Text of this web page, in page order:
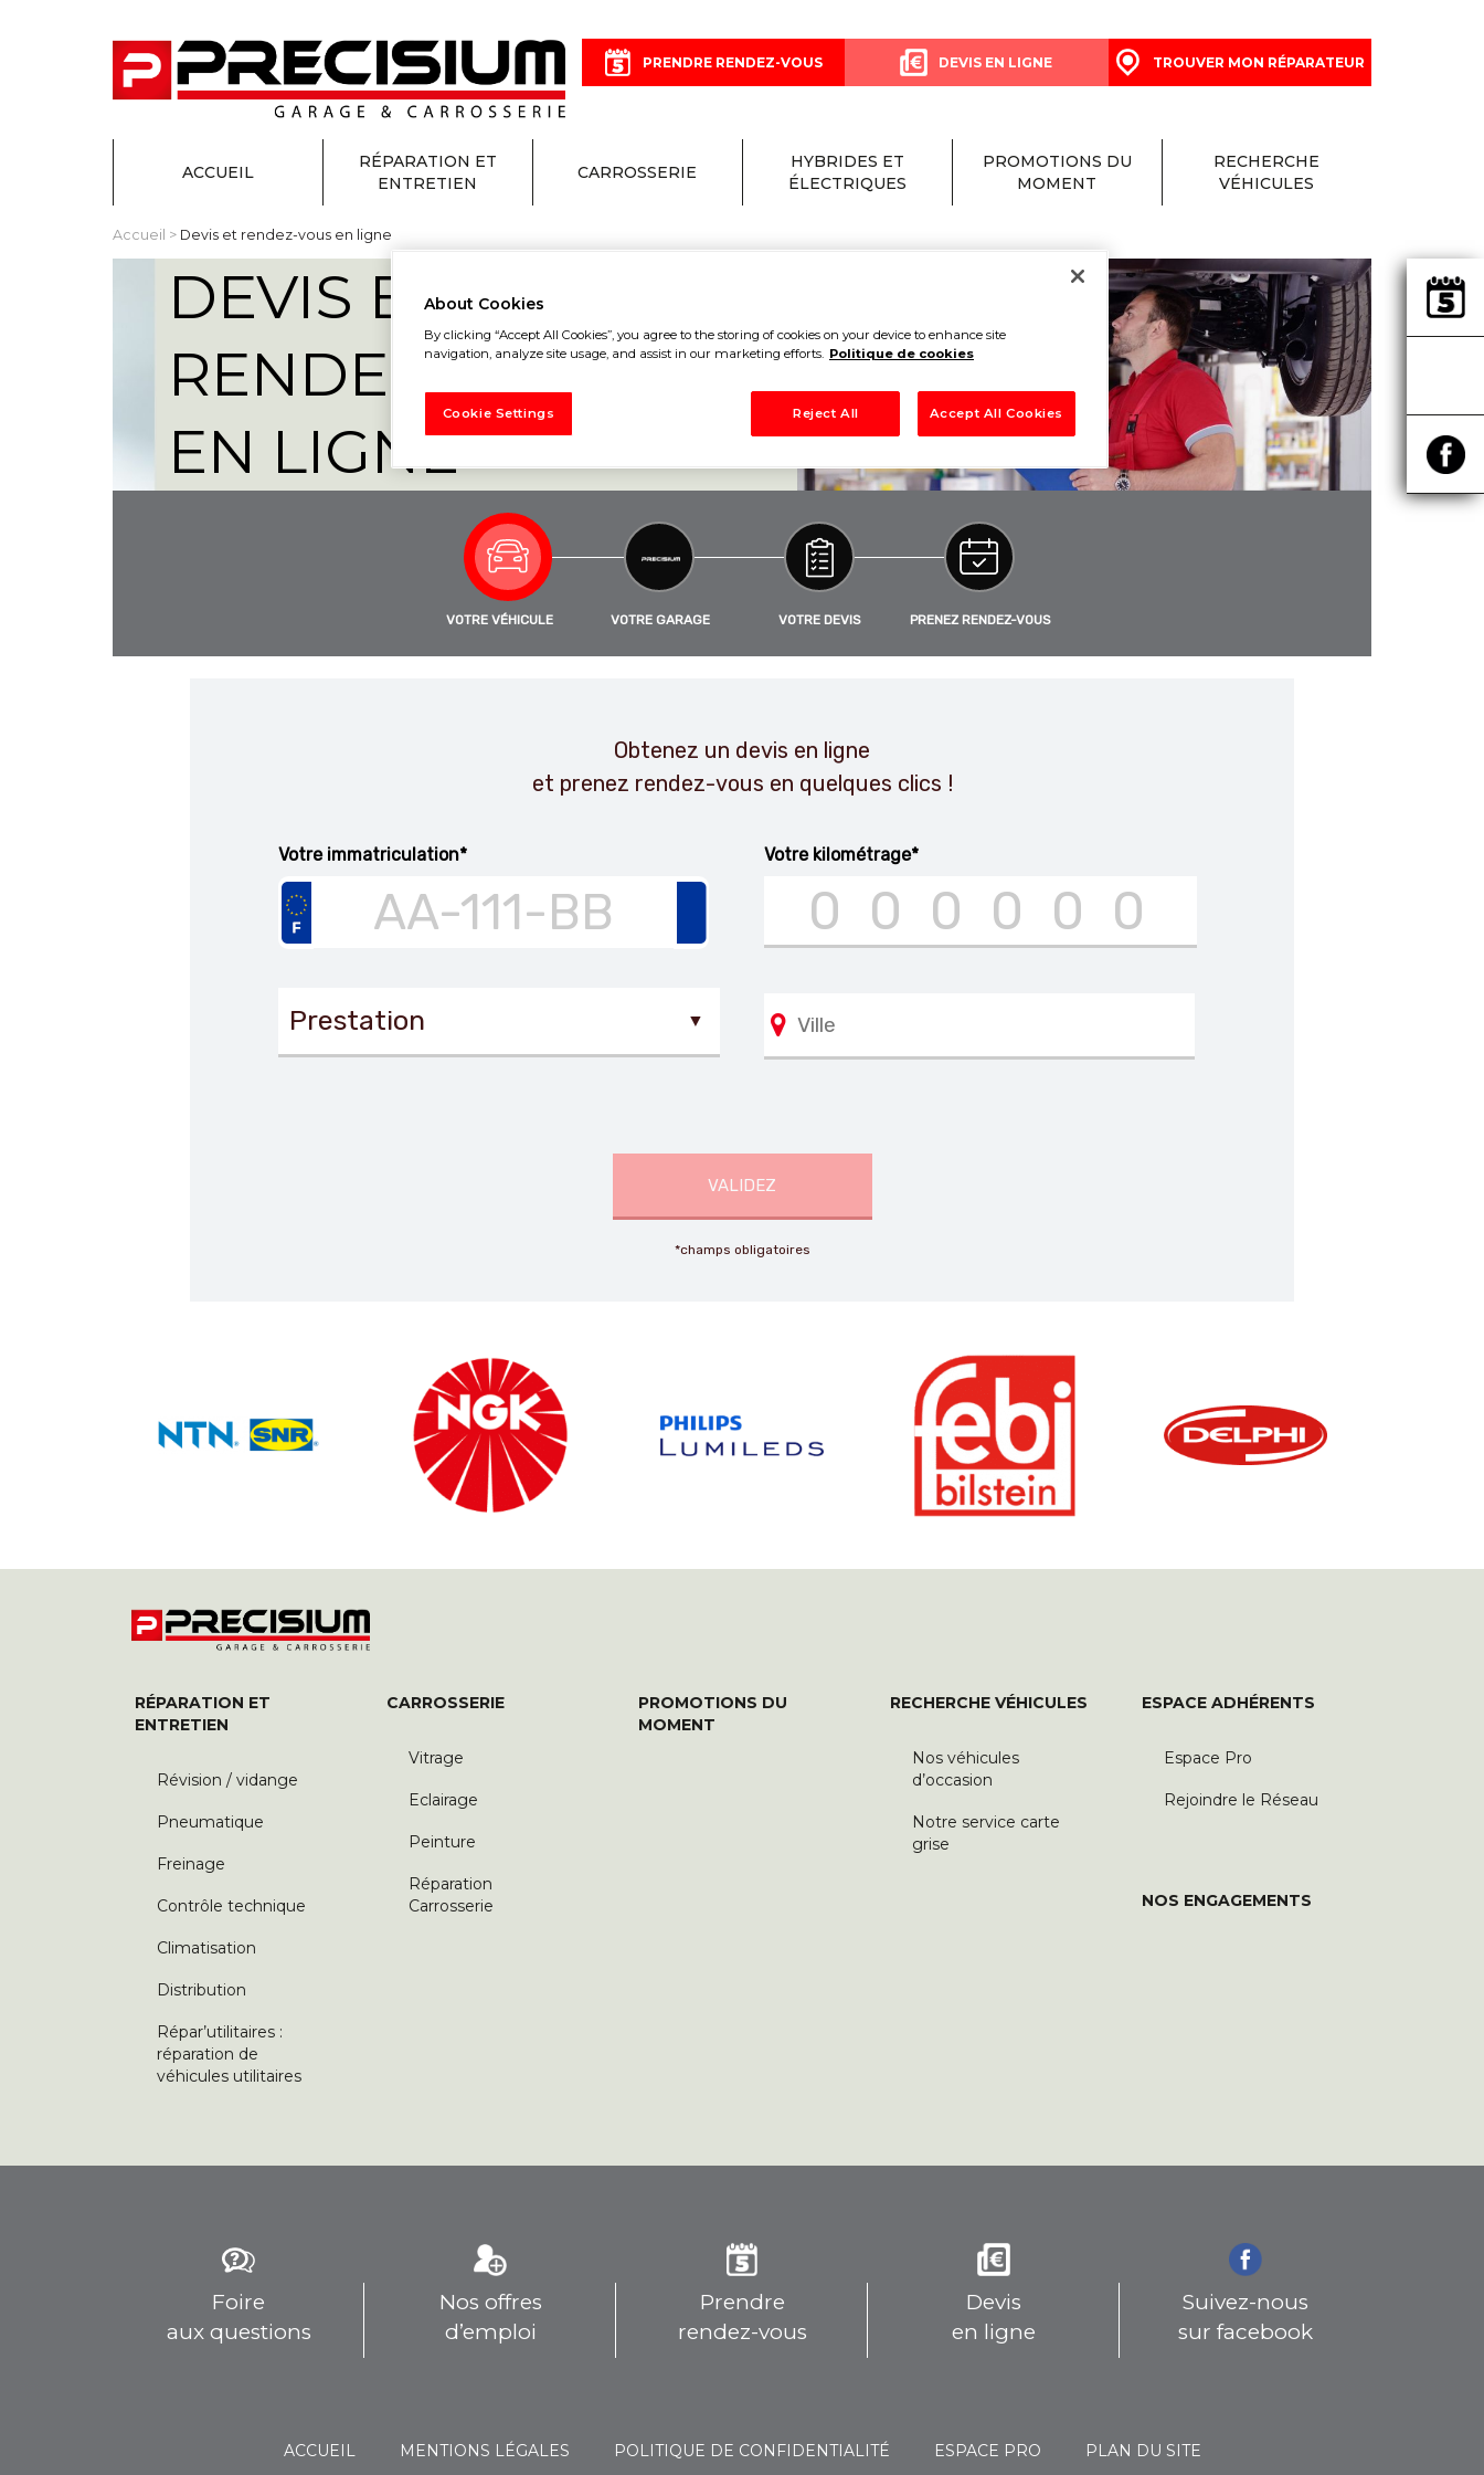
PRENDRE RENDEZ-VOUS DEVIS EN LIGNE TROUVER MON RÉPARATEUR
ACCUEIL
RÉPARATION ET
ENTRETIEN
CARROSSERIE
HYBRIDES ET
ÉLECTRIQUES
PROMOTIONS DU
MOMENT
RECHERCHE
VÉHICULES
Accueil > Devis et rendez-vous en ligne
DEVIS ET
RENDEZ-VOUS
EN LIGNE
RÉPARATION ET
ENTRETIEN
Révision / vidange
Pneumatique
Freinage
Contrôle technique
Climatisation
Distribution
Répar’utilitaires :
réparation de
véhicules utilitaires
CARROSSERIE
Vitrage
Eclairage
Peinture
Réparation
Carrosserie
PROMOTIONS DU
MOMENT
RECHERCHE VÉHICULES
Nos véhicules
d’occasion
Notre service carte
grise
ESPACE ADHÉRENTS
Espace Pro
Rejoindre le Réseau
NOS ENGAGEMENTS
Foire
aux questions
Nos offres
d’emploi
Prendre
rendez-vous
Devis
en ligne
Suivez-nous
sur facebook
ACCUEIL MENTIONS LÉGALES POLITIQUE DE CONFIDENTIALITÉ ESPACE PRO PLAN DU SITE
About Cookies
By clicking “Accept All Cookies”, you agree to the storing of cookies on your device to enhance site
navigation, analyze site usage, and assist in our marketing efforts. Politique de cookies
Reject All Accept All Cookies
Cookie Settings